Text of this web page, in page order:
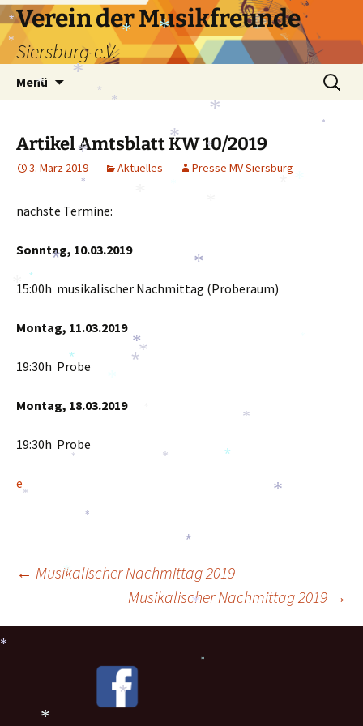
Zum
Inhalt
springen
Verein der Musikfreunde
Siersburg e.V.
Menü
Suchen
nach:
Artikel Amtsblatt KW 10/2019
3. März 2019 Aktuelles Presse MV Siersburg
nächste Termine:
Sonntag, 10.03.2019
15:00h musikalischer Nachmittag (Proberaum)
Montag, 11.03.2019
19:30h Probe
Montag, 18.03.2019
19:30h Probe
e
Beitragsnavigation
← Musikalischer Nachmittag 2019
Musikalischer Nachmittag 2019 →
*
*
*
*
*
*
*
*
*
*
*
*
*
*
*
*
*
*
*
*
*
*
*
*
*
*
*
*
*
*
*
*
*
*
*
*